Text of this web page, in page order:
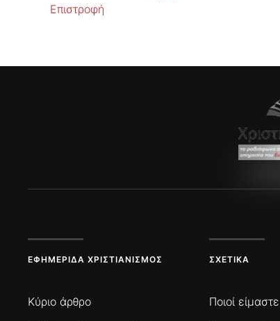
Επιστροφή
ΕΦΗΜΕΡΊΔΑ ΧΡΙΣΤΙΑΝΙΣΜΌΣ
Κύριο άρθρο
ΣΧΕΤΙΚΆ
Ποιοί είμαστε